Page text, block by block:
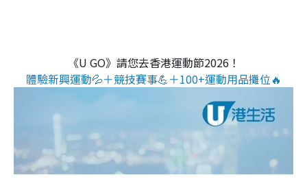
《U GO》請您去香港運動節2026！
體驗新興運動💦＋競技賽事💪＋100+運動用品攤位🔥